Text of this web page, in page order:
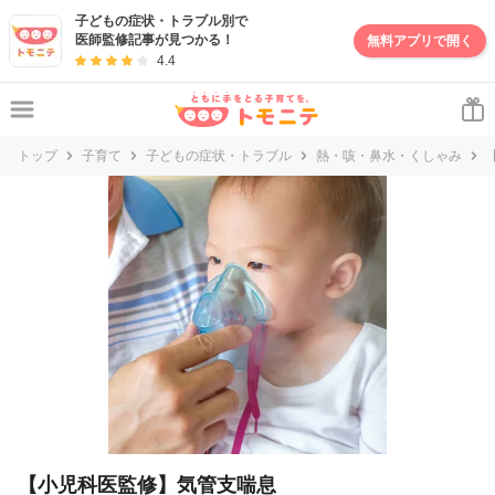
子どもの症状・トラブル別で
医師監修記事が見つかる！
4.4
無料アプリで開く
トップ 子育て 子どもの症状・トラブル 熱・咳・鼻水・くしゃみ
【小児科医監修】気管支喘息
妊娠・出産・子育て情報サイト | トモニテ